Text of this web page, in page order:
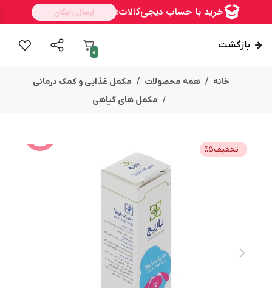
بازگشت
0
خانه همه محصولات
مکمل غذایی و کمک درمانی
مکمل های گیاهی
تخفیف %5